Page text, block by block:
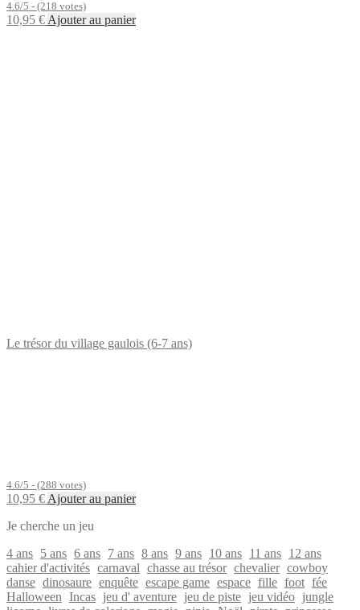
4.6/5 - (218 votes)
10,95 €Ajouter au panier
Le trésor du village gaulois (6-7 ans)
4.6/5 - (288 votes)
10,95 €Ajouter au panier
Je cherche un jeu
4 ans 5 ans 6 ans 7 ans 8 ans 9 ans 10 ans 11 ans 12 ans
cahier d'activités carnaval chasse au trésor chevalier cowboy
danse dinosaure enquête escape game espace fille foot fée
Halloween Incas jeu d' aventure jeu de piste jeu vidéo jungle